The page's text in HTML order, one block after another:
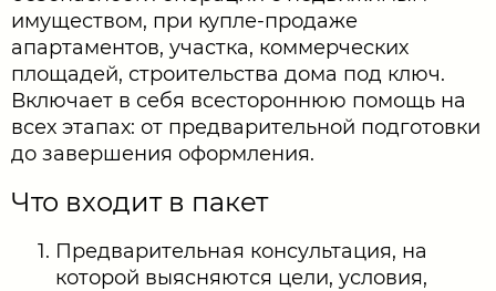
имуществом, при купле-продаже
апартаментов, участка, коммерческих
площадей, строительства дома под ключ.
Включает в себя всестороннюю помощь на
всех этапах: от предварительной подготовки
до завершения оформления.
Что входит в пакет
Предварительная консультация, на
которой выясняются цели, условия,